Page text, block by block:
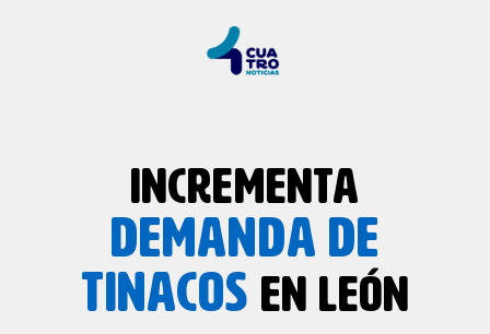
INCREMENTA
DEMANDA DE
TINACOS EN LEÓN